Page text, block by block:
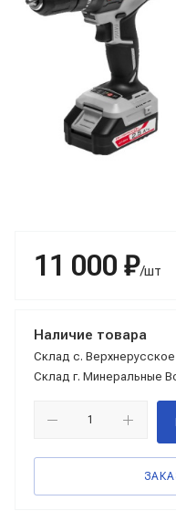
11 000 ₽/шт
Наличие товара
Склад с. Верхнерусское
Склад г. Минеральные